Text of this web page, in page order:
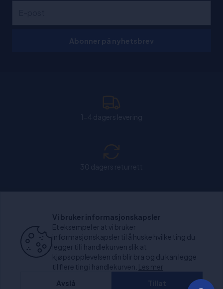
Chat: Åpen alle hverdager fra kl. 11:00-15:30.
+1000 anmeldelser
Vi bruker informasjonskapsler
Et eksempel er at vi bruker
informasjonskapsler til å huske hvilke ting du
legger til i handlekurven slik at
kjøpsopplevelsen din blir bra og du kan legge
til flere ting i handlekurven. Les mer
Avslå